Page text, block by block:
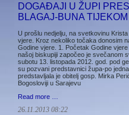
DOGAĐAJI U ŽUPI
BLAGAJ-BUNA
U prošlu nedjelju, na svetkovinu
vjere. Kroz nekoliko točaka donosim
Godine vjere. 1. Početak Godine
našoj biskupiji započeo je svečanom
subotu 13. listopada 2012. god. pod
su pozvani predstavnici župa-po
predstavljala je obitelj gosp. Mirka
Bogosloviji u Sarajevu
Read more …
26.11.2013 08:22